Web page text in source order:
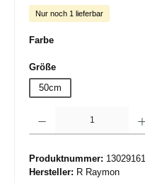
Nur noch 1 lieferbar
Farbeauswählen
Größeauswählen
50cm
Produktnummer: 13029161
Hersteller: R Raymon